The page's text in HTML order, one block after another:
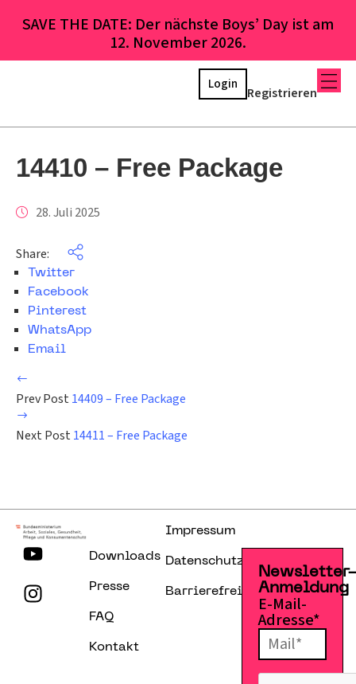
SAVE THE DATE: Der nächste Boys’ Day ist am
12. November 2026.
Registrieren
Login
14410 – Free Package
28. Juli 2025
Share:
Twitter
Facebook
Pinterest
WhatsApp
Email
Prev Post 14409 – Free Package
Next Post 14411 – Free Package
Downloads
Presse
FAQ
Kontakt
Impressum
Datenschutzerklärung
Barrierefreiheitserklärung
Anmeldung
E-Mail-
Adresse*